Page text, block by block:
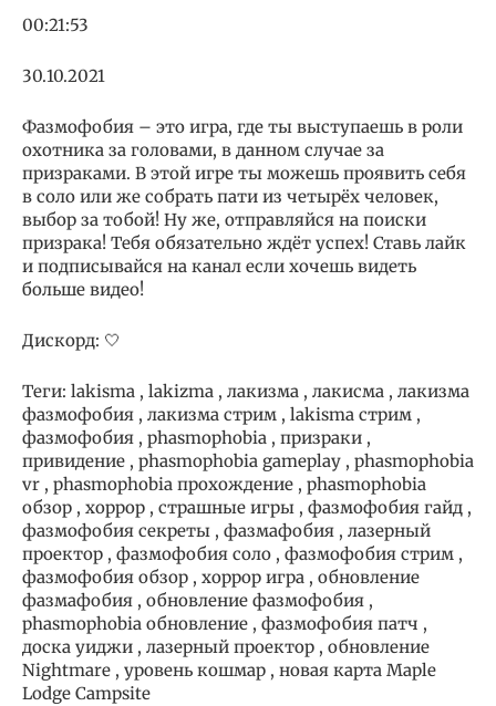
00:21:53
30.10.2021
Фазмофобия – это игра, где ты выступаешь в роли
охотника за головами, в данном случае за
призраками. В этой игре ты можешь проявить себя
в соло или же собрать пати из четырёх человек,
выбор за тобой! Ну же, отправляйся на поиски
призрака! Тебя обязательно ждёт успех! Ставь лайк
и подписывайся на канал если хочешь видеть
больше видео!
Дискорд: 🤍
Теги: lakisma , lakizma , лакизма , лакисма , лакизма
фазмофобия , лакизма стрим , lakisma стрим ,
фазмофобия , phasmophobia , призраки ,
привидение , phasmophobia gameplay , phasmophobia
vr , phasmophobia прохождение , phasmophobia
обзор , хоррор , страшные игры , фазмофобия гайд ,
фазмофобия секреты , фазмафобия , лазерный
проектор , фазмофобия соло , фазмофобия стрим ,
фазмофобия обзор , хоррор игра , обновление
фазмафобия , обновление фазмофобия ,
phasmophobia обновление , фазмофобия патч ,
доска уиджи , лазерный проектор , обновление
Nightmare , уровень кошмар , новая карта Maple
Lodge Campsite